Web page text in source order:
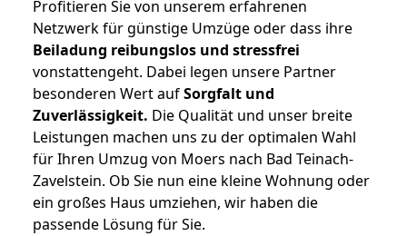
Profitieren Sie von unserem erfahrenen
Netzwerk für günstige Umzüge oder dass ihre
Beiladung reibungslos und stressfrei
vonstattengeht. Dabei legen unsere Partner
besonderen Wert aufSorgfalt und
Zuverlässigkeit. Die Qualität und unser breite
Leistungen machen uns zu der optimalen Wahl
für Ihren Umzug von Moers nach Bad Teinach-
Zavelstein. Ob Sie nun eine kleine Wohnung oder
ein großes Haus umziehen, wir haben die
passende Lösung für Sie.